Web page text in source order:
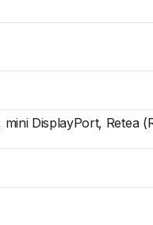
DisplayPort, Retea